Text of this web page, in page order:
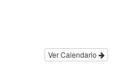
Ver Calendario